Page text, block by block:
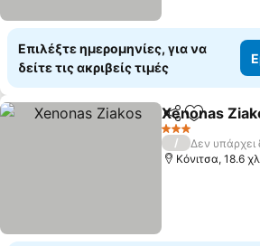
Επιλέξτε ημερομηνίες, για να
δείτε τις ακριβείς τιμές
Κοινοποίηση
Χenonas
3 Αστέρια
/
Δεν υπάρχει
Κόνιτσα, 18.6